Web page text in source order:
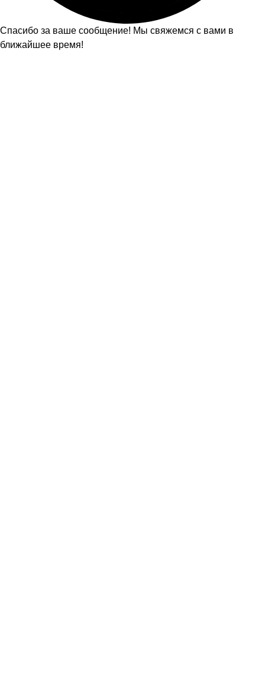
Спасибо за ваше сообщение! Мы свяжемся с вами в
ближайшее время!